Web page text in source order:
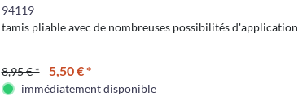
94119
tamis pliable avec de nombreuses possibilités d'application
8,95 € * 5,50 € *
immédiatement disponible